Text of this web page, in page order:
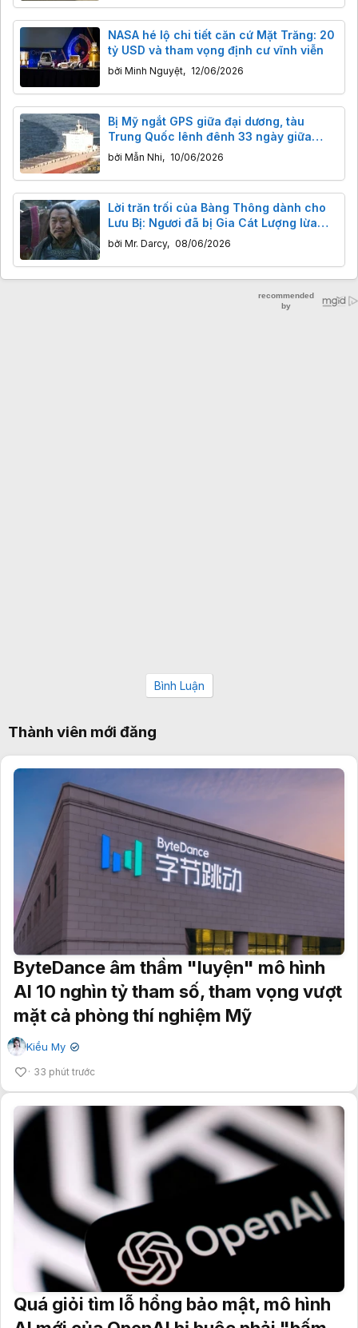
NASA hé lộ chi tiết căn cứ Mặt Trăng: 20
tỷ USD và tham vọng định cư vĩnh viễn
bởi Minh Nguyệt, 12/06/2026
Bị Mỹ ngắt GPS giữa đại dương, tàu
Trung Quốc lênh đênh 33 ngày giữa
biển: "Cú tát" khiến Trung Quốc làm chủ
GPS bằng được
bởi Mẫn Nhi, 10/06/2026
Lời trăn trối của Bàng Thông dành cho
Lưu Bị: Ngươi đã bị Gia Cát Lượng lừa
gạt!
bởi Mr. Darcy, 08/06/2026
Bình Luận
Thành viên mới đăng
ByteDance âm thầm "luyện" mô hình
AI 10 nghìn tỷ tham số, tham vọng vượt
mặt cả phòng thí nghiệm Mỹ
Kiều My ✔
33 phút trước
Quá giỏi tìm lỗ hổng bảo mật, mô hình